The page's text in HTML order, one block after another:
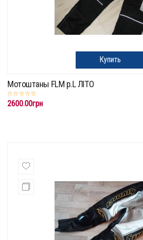
Купить
Мотоштаны FLM p.L ЛІТО
2600.00грн